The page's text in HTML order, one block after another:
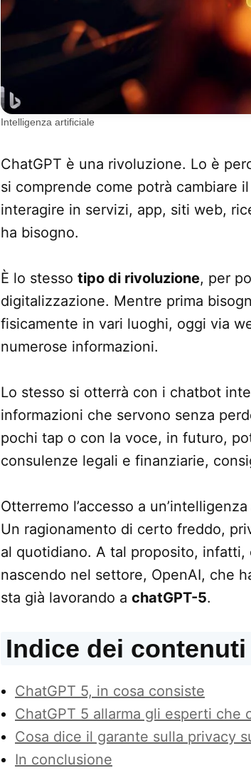
Intelligenza artificiale
ChatGPT è una rivoluzione. Lo è
si comprende come potrà cambiare
interagire in servizi, app, siti web,
ha bisogno.
È lo stesso tipo di rivoluzione, per
digitalizzazione. Mentre prima
fisicamente in vari luoghi, oggi via
numerose informazioni.
Lo stesso si otterrà con i chatbot
informazioni che servono senza
pochi tap o con la voce, in futuro,
consulenze legali e finanziarie,
Otterremo l’accesso a
Un ragionamento di certo freddo,
al quotidiano. A tal proposito,
nascendo nel settore, OpenAI, che
sta già lavorando a chatGPT-5.
Indice dei contenuti
ChatGPT 5, in cosa consiste
ChatGPT 5 allarma gli esperti che
Cosa dice il garante sulla privacy
In conclusione